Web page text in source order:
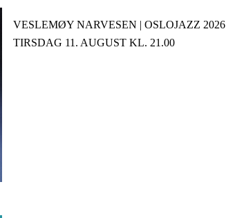
VESLEMØY NARVESEN | OSLOJAZZ 2026
TIRSDAG 11. AUGUST KL. 21.00